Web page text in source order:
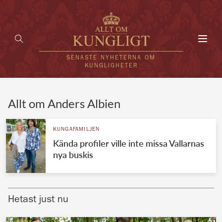
SENASTE NYHETERNA OM
KUNGLIGHETER
UTLÄNDSKT
VÄRLDENS KUNGAHUS
Brittiska kungahuset
Allt om Anders Albien
KUNGAFAMILJEN
Kända profiler ville inte missa Vallarnas
nya buskis
Hetast just nu